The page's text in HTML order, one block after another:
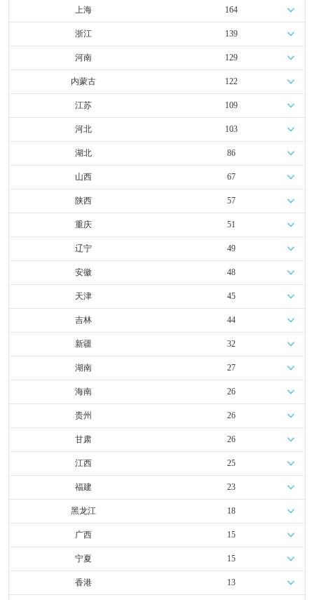
上海 164
浙江 139
河南 129
内蒙古 122
江苏 109
河北 103
湖北 86
山西 67
陕西 57
重庆 51
辽宁 49
安徽 48
天津 45
吉林 44
新疆 32
湖南 27
海南 26
贵州 26
甘肃 26
江西 25
福建 23
黑龙江 18
广西 15
宁夏 15
香港 13